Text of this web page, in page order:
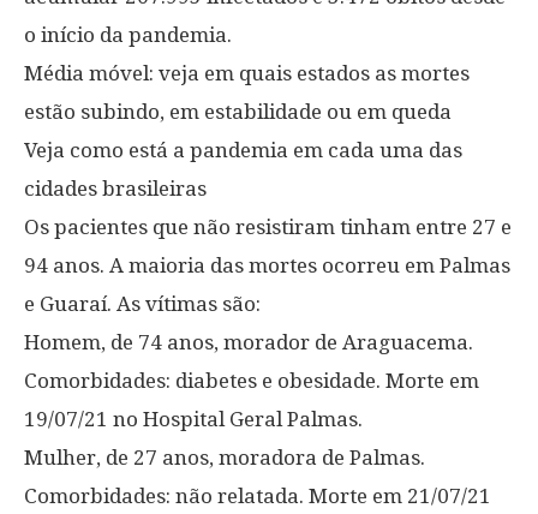
o início da pandemia.
Média móvel: veja em quais estados as mortes
estão subindo, em estabilidade ou em queda
Veja como está a pandemia em cada uma das
cidades brasileiras
Os pacientes que não resistiram tinham entre 27 e
94 anos. A maioria das mortes ocorreu em Palmas
e Guaraí. As vítimas são:
Homem, de 74 anos, morador de Araguacema.
Comorbidades: diabetes e obesidade. Morte em
19/07/21 no Hospital Geral Palmas.
Mulher, de 27 anos, moradora de Palmas.
Comorbidades: não relatada. Morte em 21/07/21